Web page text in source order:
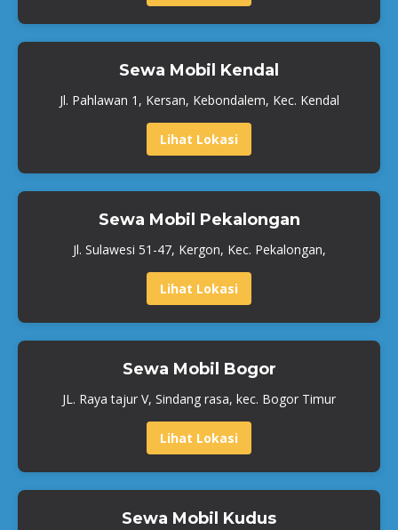
Sewa Mobil Kendal
Jl. Pahlawan 1, Kersan, Kebondalem, Kec. Kendal
Lihat Lokasi
Sewa Mobil Pekalongan
Jl. Sulawesi 51-47, Kergon, Kec. Pekalongan,
Lihat Lokasi
Sewa Mobil Bogor
JL. Raya tajur V, Sindang rasa, kec. Bogor Timur
Lihat Lokasi
Sewa Mobil Kudus